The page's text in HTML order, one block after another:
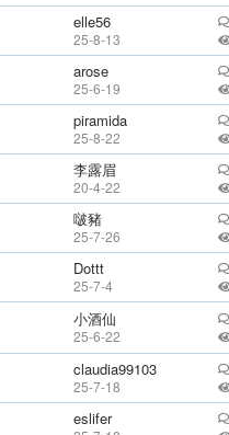
elle56
25-8-13
arose
25-6-19
piramida
25-8-22
李露眉
20-4-22
啵豬
25-7-26
Dottt
25-7-4
小酒仙
25-6-22
claudia99103
25-7-18
eslifer